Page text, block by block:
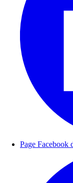
Page Facebook